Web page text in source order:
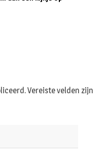
Vereiste velden zijn